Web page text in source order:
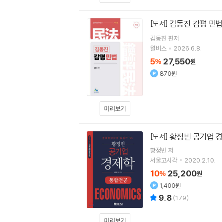
미리보기
[도서] 김동진 감평 민법
김동진 편저
윌비스
2026.6.8.
5% 27,550원
870원
[도서] 황정빈 공기업
황정빈 저
서울고시각
2020.2.10.
10% 25,200원
1,400원
9.8 (179)